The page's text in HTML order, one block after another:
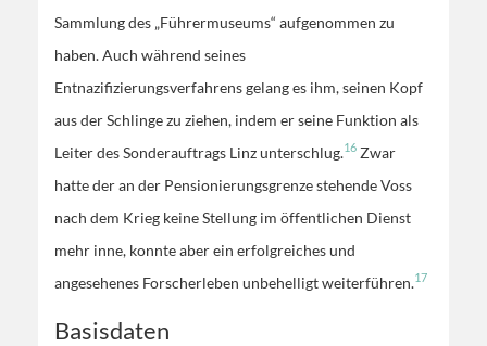
Sammlung des „Führermuseums“ aufgenommen zu
haben. Auch während seines
Entnazifizierungsverfahrens gelang es ihm, seinen Kopf
aus der Schlinge zu ziehen, indem er seine Funktion als
Leiter des Sonderauftrags Linz unterschlug.16 Zwar
hatte der an der Pensionierungsgrenze stehende Voss
nach dem Krieg keine Stellung im öffentlichen Dienst
mehr inne, konnte aber ein erfolgreiches und
angesehenes Forscherleben unbehelligt weiterführen.17
Basisdaten